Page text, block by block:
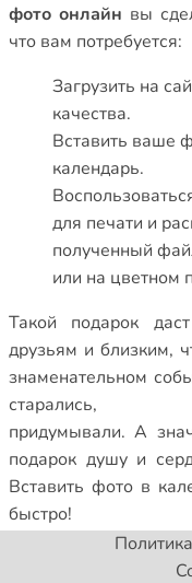
фото онлайн вы
что вам потребуется:
Загрузить на
качества.
Вставить ваше
календарь.
для печати и
полученный
или на цветном
Такой подарок
друзьям и близким,
знаменательном
старались,
придумывали. А
подарок душу и
Вставить фото в
быстро!